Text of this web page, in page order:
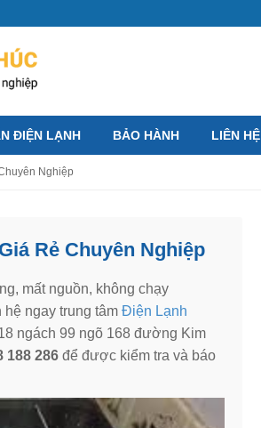
ĐIỆN LẠNH BẢO HÀNH LIÊN HỆ
Nghiệp
Rẻ Chuyên Nghiệp
mất nguồn, không chạy
ngay trung tâm Điện Lạnh
ngách 99 ngõ 168 đường Kim
188 286 để được kiểm tra và báo